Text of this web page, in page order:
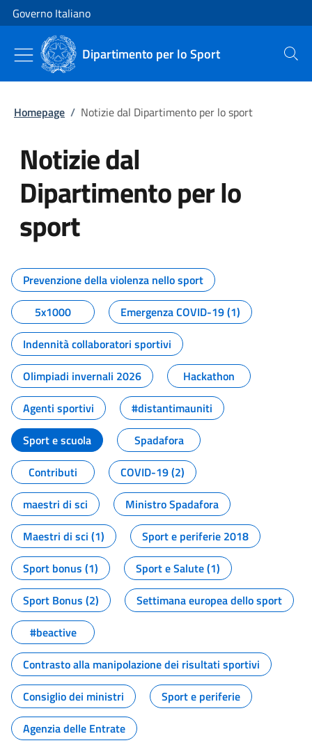
Vai al contenuto
Vai alla navigazione del sito
Governo Italiano
Dipartimento per lo Sport Cerca
Homepage / Notizie dal Dipartimento per lo sport
Notizie dal
Dipartimento per lo
sport
Tutti i contenuti della pagina
Prevenzione della violenza nello sport
5x1000
Emergenza COVID-19 (1)
Indennità collaboratori sportivi
Olimpiadi invernali 2026
Hackathon
Agenti sportivi
#distantimauniti
Sport e scuola
Spadafora
Contributi
COVID-19 (2)
maestri di sci
Ministro Spadafora
Maestri di sci (1)
Sport e periferie 2018
Sport bonus (1)
Sport e Salute (1)
Sport Bonus (2)
Settimana europea dello sport
#beactive
Contrasto alla manipolazione dei risultati sportivi
Consiglio dei ministri
Sport e periferie
Agenzia delle Entrate